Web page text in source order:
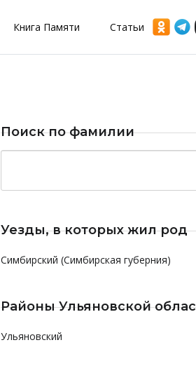
Книга Памяти Статьи
Поиск по фамилии
Уезды, в которых жил род
Симбирский (Симбирская губерния)
Районы Ульяновской
Ульяновский